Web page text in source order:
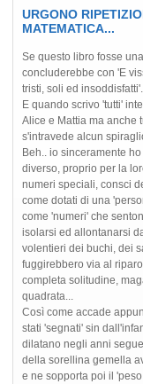
URGONO
MATEMATICA...
Se questo libro fosse
concluderebbe con 'E
tristi, soli ed
E quando scrivo 'tutti'
Alice e Mattia ma anche
s'intravede alcun
Beh.. io sinceramente
diverso, proprio per la
numeri speciali, consci
come dotati di una
come 'numeri' che
isolarsi ed allontanarsi
volentieri dei buchi, dei
fuggirebbero via al
completa solitudine,
quadrata...
Così come accade
stati 'segnati' sin
dilatano negli anni
della sorellina gemella
e ne sopporta poi il